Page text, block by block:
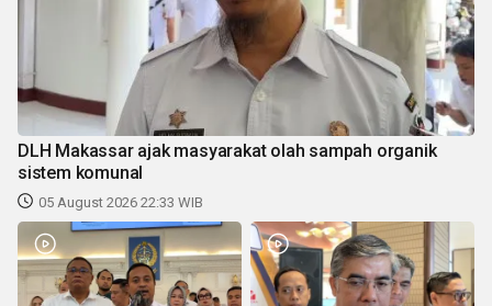
DLH Makassar ajak masyarakat olah sampah organik
sistem komunal
05 August 2026 22:33 WIB